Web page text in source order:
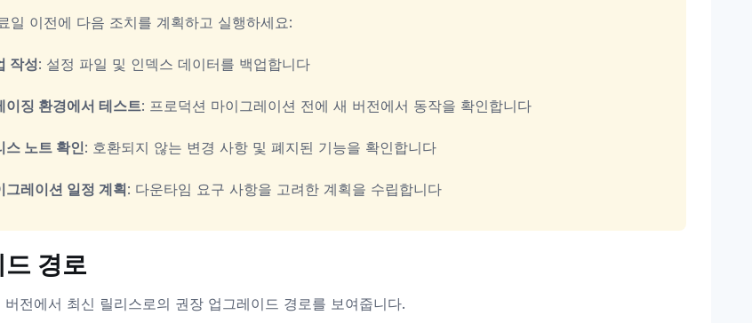
일 이전에 다음 조치를 계획하고 실행하세요:
작성: 설정 파일 및 인덱스 데이터를 백업합니다
이징 환경에서 테스트: 프로덕션 마이그레이션 전에 새 버전에서 동작을 확인합니다
스 노트 확인: 호환되지 않는 변경 사항 및 폐지된 기능을 확인합니다
그레이션 일정 계획: 다운타임 요구 사항을 고려한 계획을 수립합니다
경로
버전에서 최신 릴리스로의 권장 업그레이드 경로를 보여줍니다.